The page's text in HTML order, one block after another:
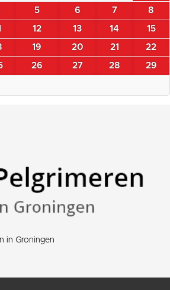
5 6 7 8
12 13 14 15
19 20 21 22
26 27 28 29
in Groningen